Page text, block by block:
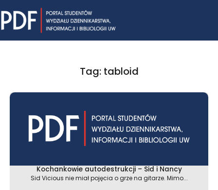
to
content
Tag: tabloid
Kochankowie autodestrukcji – Sid i Nancy
Sid Vicious nie miał pojęcia o grze na gitarze. Mimo...